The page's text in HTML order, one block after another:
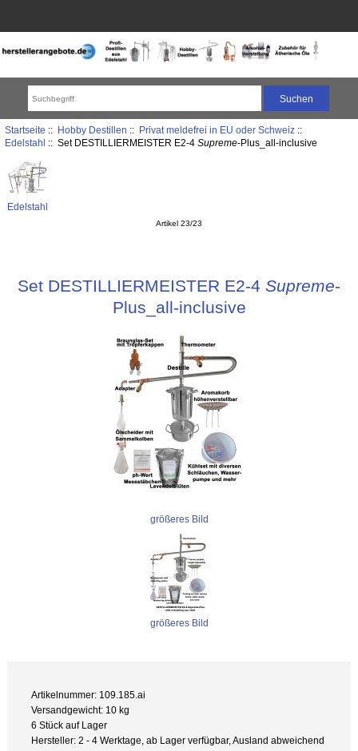
Startseite :: Hobby Destillen :: Privat meldefrei in EU oder Schweiz::
Edelstahl :: Set DESTILLIERMEISTER E2-4 Supreme-Plus_all-inclusive
Edelstahl
Artikel 23/23
Set DESTILLIERMEISTER E2-4 Supreme-
Plus_all-inclusive
größeres Bild
größeres Bild
Artikelnummer: 109.185.ai
Versandgewicht: 10 kg
6 Stück auf Lager
Hersteller: 2 - 4 Werktage, ab Lager verfügbar, Ausland abweichend